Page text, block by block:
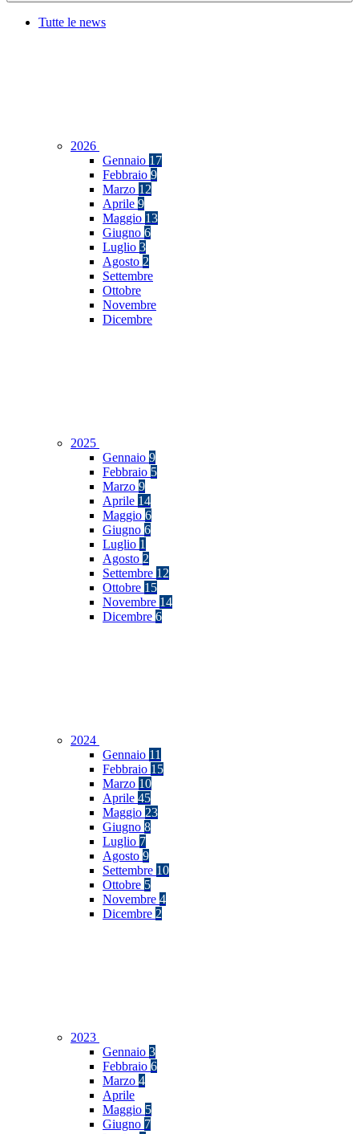
Tutte le news
2026
Gennaio 17
Febbraio 9
Marzo 12
Aprile 9
Maggio 13
Giugno 6
Luglio 3
Agosto 2
Settembre
Ottobre
Novembre
Dicembre
2025
Gennaio 9
Febbraio 5
Marzo 9
Aprile 14
Maggio 6
Giugno 6
Luglio 1
Agosto 2
Settembre 12
Ottobre 15
Novembre 14
Dicembre 6
2024
Gennaio 11
Febbraio 15
Marzo 10
Aprile 45
Maggio 23
Giugno 8
Luglio 7
Agosto 9
Settembre 10
Ottobre 5
Novembre 4
Dicembre 2
2023
Gennaio 3
Febbraio 6
Marzo 4
Aprile
Maggio 5
Giugno 7